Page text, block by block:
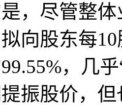
，尽管整
向股东每
，几
振股价，